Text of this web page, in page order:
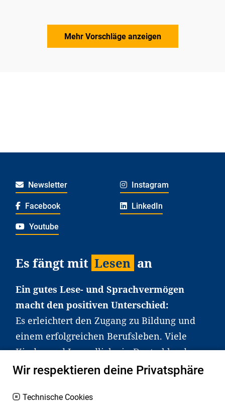
Mehr Vorschläge anzeigen
Newsletter Instagram
Facebook LinkedIn
Youtube
Es fängt mit Lesen an
Ein gutes Lese- und Sprachvermögen
macht den positiven Unterschied:
Es erleichtert den Zugang zu Bildung und
einem erfolgreichen Berufsleben. Viele
Kinder und Jugendliche in Deutschland
haben aber große Schwierigkeiten dabei.
an Familien sowie an Erzieher*innen,
Wir respektieren deine Privatsphäre
Technische Cookies